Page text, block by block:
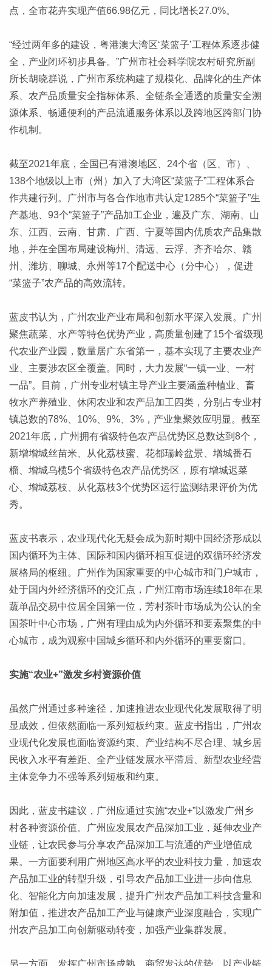
点，全市花卉实现产值66.98亿元，同比增长27.0%。
“经过两年多的建设，粤港澳大湾区‘菜篮子’工程体系逐步健
全，产业闭环初步具备。”广州市社会科学院农村研究所副
所长胡晓群说，广州市系统构建了规模化、品牌化的生产体
系、农产品质量安全指标体系、全链条全通透的质量安全溯
源体系、畅通便利的产品流通服务体系以及跨地区跨部门协
作机制。
截至2021年底，全国已有港澳地区、24个省（区、市）、
138个地级以上市（州）加入了大湾区“菜篮子”工程体系合
作共建行列。广州市与各合作地市共认定1285个“菜篮子”生
产基地、93个“菜篮子”产品加工企业，遍及广东、湖南、山
东、江西、云南、甘肃、广西、宁夏等国内优质农产品集散
地，并在全国布局建设梅州、清远、云浮、齐齐哈尔、赣
州、潍坊、聊城、永州等17个配送中心（分中心），促进
“菜篮子”农产品的高效流转。
蓝皮书认为，广州农业产业布局和创新水平深入发展。广州
聚焦蔬菜、水产等特色优势产业，高质量创建了15个省级现
代农业产业园，数量居广东省第一，基本实现了主要农业产
业、主要涉农区全覆盖。同时，大力发展“一镇一业、一村
一品”。目前，广州专业村镇主导产业主要涵盖种植业、畜
牧水产养殖业、休闲农业和农产品加工四类，分别占专业村
镇总数的78%、10%、9%、3%，产业集聚效应明显。截至
2021年底，广州拥有省级特色农产品优势区总数达到8个，
新增增城丝苗米、从化荔枝蜜、花都瑞岭盆景、增城番石
榴、增城乌榄5个省级特色农产品优势区，原有增城迟菜
心、增城荔枝、从化荔枝3个优势区运行监测结果评价为优
秀。
蓝皮书表示，农业现代化无疑会成为新时期中国经济形成以
国内循环为主体、国际和国内循环相互促进的双循环经济发
展格局的枢纽。广州作为国家重要的中心城市和门户城市，
处于国内外经济循环的交汇点，广州江南市场连续18年在果
蔬单品交易中位居全国第一位，芳村茶叶市场成为公认的全
国茶叶中心市场，广州有理由成为内外循环和要素聚集的中
心城市，成为观察中国城乡循环和内外循环的重要窗口。
实施“农业+”激发乡村资源价值
虽然广州通过多种途径，加速推进农业现代化发展取得了明
显成效，但依然面临一系列短板约束。蓝皮书指出，广州农
业现代化发展也面临资源约束、产业结构不尽合理、城乡居
民收入水平有差距、全产业链发展水平滞后、新型农业经营
主体竞争力不强等系列短板和约束。
因此，蓝皮书建议，广州应通过实施“农业+”以激发广州乡
村各种资源价值。广州应发展农产品深加工业，延伸农业产
业链，让农民参与分享农产品深加工与流通的产业增值成
果。一方面要利用广州地区高水平的农业科技力量，加速农
产品加工业的转型升级，引导农产品加工业进一步向信息
化、智能化方向加速发展，提升广州农产品加工科技含量和
附加值，推进农产品加工产业与健康产业深度融合，实现广
州农产品加工向创新驱动转变，加强产业集群发展。